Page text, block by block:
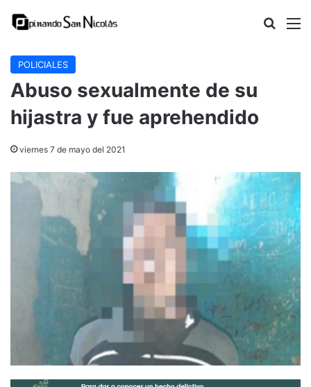
Buscar
POLICIALES
Abuso sexualmente de su
hijastra y fue aprehendido
viernes 7 de mayo del 2021